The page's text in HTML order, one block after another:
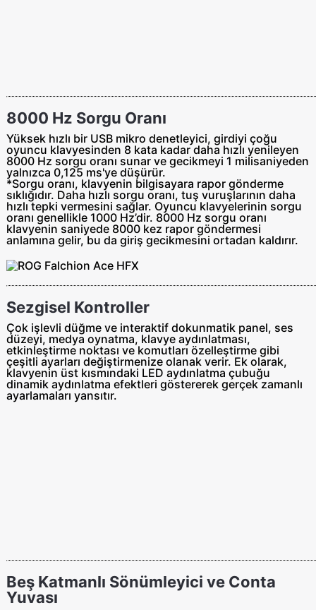
8000 Hz Sorgu Oranı
Yüksek hızlı bir USB mikro denetleyici, girdiyi çoğu
oyuncu klavyesinden 8 kata kadar daha hızlı yenileyen
8000 Hz sorgu oranı sunar ve gecikmeyi 1 milisaniyeden
yalnızca 0,125 ms'ye düşürür.
*Sorgu oranı, klavyenin bilgisayara rapor gönderme
sıklığıdır. Daha hızlı sorgu oranı, tuş vuruşlarının daha
hızlı tepki vermesini sağlar. Oyuncu klavyelerinin sorgu
oranı genellikle 1000 Hz’dir. 8000 Hz sorgu oranı
klavyenin saniyede 8000 kez rapor göndermesi
anlamına gelir, bu da giriş gecikmesini ortadan kaldırır.
Sezgisel Kontroller
Çok işlevli düğme ve interaktif dokunmatik panel, ses
düzeyi, medya oynatma, klavye aydınlatması,
etkinleştirme noktası ve komutları özelleştirme gibi
çeşitli ayarları değiştirmenize olanak verir. Ek olarak,
klavyenin üst kısmındaki LED aydınlatma çubuğu
dinamik aydınlatma efektleri göstererek gerçek zamanlı
ayarlamaları yansıtır.
Beş Katmanlı Sönümleyici ve Conta
Yuvası